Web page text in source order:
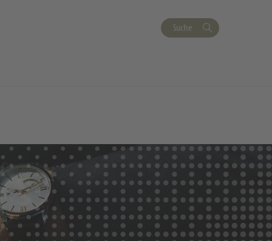
Suche